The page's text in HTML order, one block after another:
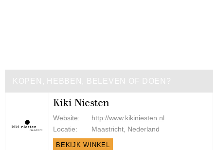
KOPEN, HEBBEN, BELEVEN OF DOEN?
Kiki Niesten
Website:
http://www.kikiniesten.nl
Locatie:
Maastricht, Nederland
BEKIJK WINKEL